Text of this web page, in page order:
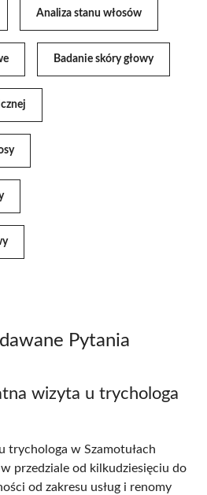
Analiza stanu włosów
Badanie skóry głowy
Pytania
wizyta u trychologa
trychologa w Szamotułach
przedziale od kilkudziesięciu do
od zakresu usług i renomy